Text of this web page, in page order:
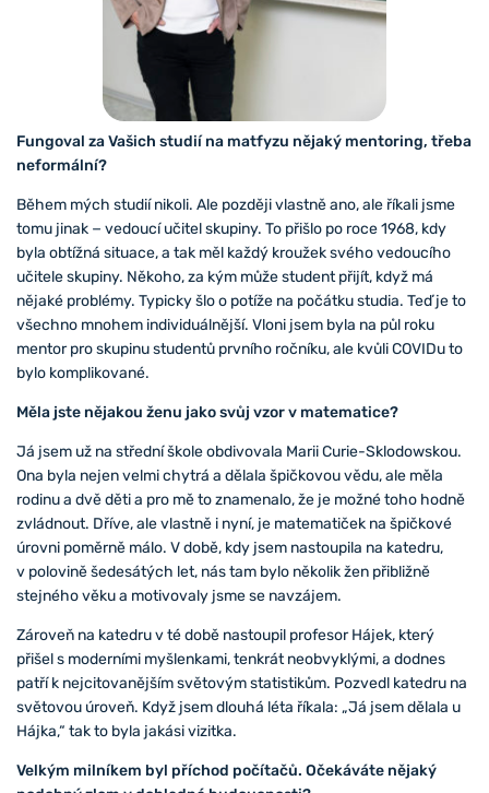
Fungoval za Vašich studií na matfyzu nějaký mentoring, třeba
neformální?
Během mých studií nikoli. Ale později vlastně ano, ale říkali jsme
tomu jinak − vedoucí učitel skupiny. To přišlo po roce 1968, kdy
byla obtížná situace, a tak měl každý kroužek svého vedoucího
učitele skupiny. Někoho, za kým může student přijít, když má
nějaké problémy. Typicky šlo o potíže na počátku studia. Teď je to
všechno mnohem individuálnější. Vloni jsem byla na půl roku
mentor pro skupinu studentů prvního ročníku, ale kvůli COVIDu to
bylo komplikované.
Měla jste nějakou ženu jako svůj vzor v matematice?
Já jsem už na střední škole obdivovala Marii Curie-Sklodowskou.
Ona byla nejen velmi chytrá a dělala špičkovou vědu, ale měla
rodinu a dvě děti a pro mě to znamenalo, že je možné toho hodně
zvládnout. Dříve, ale vlastně i nyní, je matematiček na špičkové
úrovni poměrně málo. V době, kdy jsem nastoupila na katedru,
v polovině šedesátých let, nás tam bylo několik žen přibližně
stejného věku a motivovaly jsme se navzájem.
Zároveň na katedru v té době nastoupil profesor Hájek, který
přišel s moderními myšlenkami, tenkrát neobvyklými, a dodnes
patří k nejcitovanějším světovým statistikům. Pozvedl katedru na
světovou úroveň. Když jsem dlouhá léta říkala: „Já jsem dělala u
Hájka,“ tak to byla jakási vizitka.
Velkým milníkem byl příchod počítačů. Očekáváte nějaký